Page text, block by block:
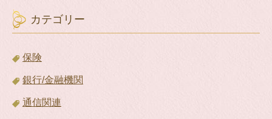
カテゴリー
保険
銀行/金融機関
通信関連